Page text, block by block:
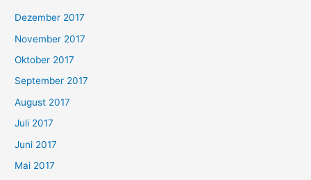
Dezember 2017
November 2017
Oktober 2017
September 2017
August 2017
Juli 2017
Juni 2017
Mai 2017